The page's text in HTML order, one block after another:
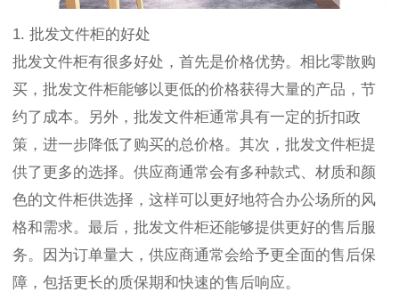
1. 批发文件柜的好处
批发文件柜有很多好处，首先是价格优势。相比零散购
买，批发文件柜能够以更低的价格获得大量的产品，节
约了成本。另外，批发文件柜通常具有一定的折扣政
策，进一步降低了购买的总价格。其次，批发文件柜提
供了更多的选择。供应商通常会有多种款式、材质和颜
色的文件柜供选择，这样可以更好地符合办公场所的风
格和需求。最后，批发文件柜还能够提供更好的售后服
务。因为订单量大，供应商通常会给予更全面的售后保
障，包括更长的质保期和快速的售后响应。